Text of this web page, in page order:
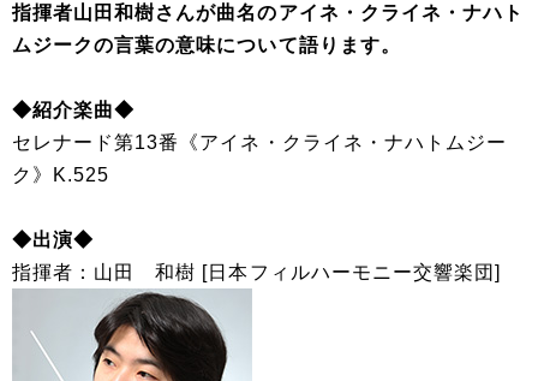
指揮者山田和樹さんが曲名のアイネ・クライネ・ナハト
ムジークの言葉の意味について語ります。
◆紹介楽曲◆
セレナード第13番《アイネ・クライネ・ナハトムジー
ク》K.525
◆出演◆
指揮者：山田 和樹 [日本フィルハーモニー交響楽団]